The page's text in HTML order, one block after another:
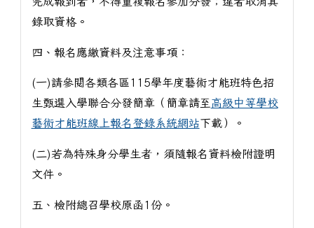
錄取資格。
四、報名應繳資料及注意事項：
(一)請參閱各類各區115學年度藝術才能班特色招
生甄選入學聯合分發簡章（簡章請至高級中等學校
藝術才能班線上報名登錄系統網站下載）。
(二)若為特殊身分學生者，須隨報名資料檢附證明
文件。
五、檢附總召學校原函1份。